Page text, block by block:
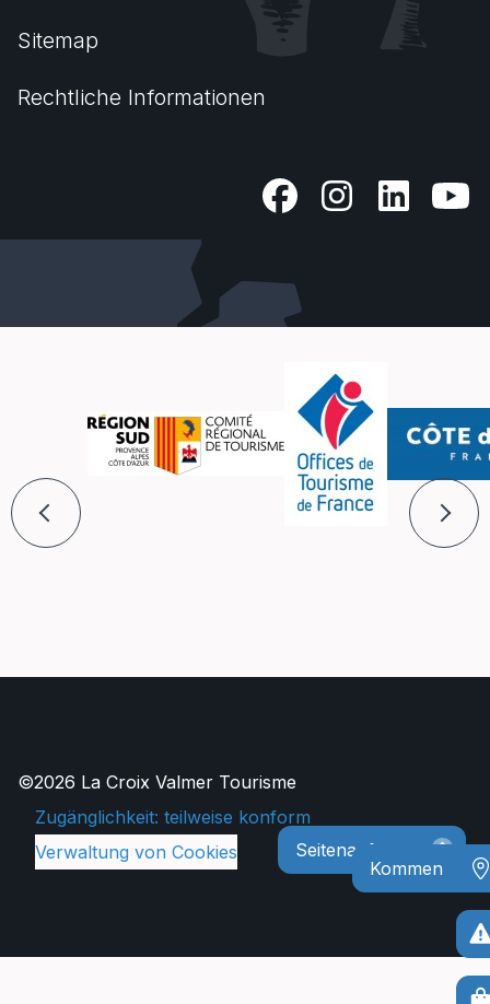
Kommen
Sitemap
Rechtliche Informationen
©2026 La Croix Valmer Tourisme
Zugänglichkeit: teilweise konform
Verwaltung von Cookies
Seitenanfang